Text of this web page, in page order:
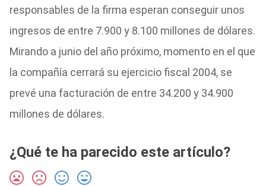
responsables de la firma esperan conseguir unos
ingresos de entre 7.900 y 8.100 millones de dólares.
Mirando a junio del año próximo, momento en el que
la compañía cerrará su ejercicio fiscal 2004, se
prevé una facturación de entre 34.200 y 34.900
millones de dólares.
¿Qué te ha parecido este artículo?